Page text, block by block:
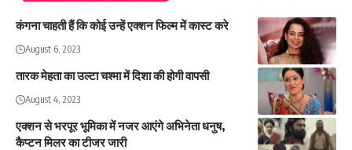
कंगना चाहती हैं कि कोई उन्हें एक्शन फिल्म में कास्ट करे
August 6, 2023
तारक मेहता का उल्टा चश्मा में दिशा की होगी वापसी
August 4, 2023
एक्शन से भरपूर भूमिका में नजर आएंगे अभिनेता धनुष,
कैप्टन मिलर का टीजर जारी